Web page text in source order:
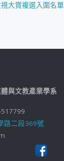
大賞複選入圍名單
與文教產業學系
路二段369號